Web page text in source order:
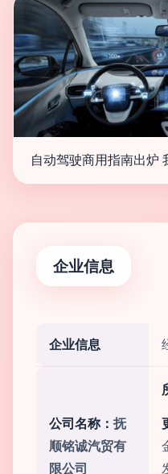
自动驾驶商用指南出炉
企业信息
企业信息
公司名称： 抚
顺铭诚汽贸有
限公司